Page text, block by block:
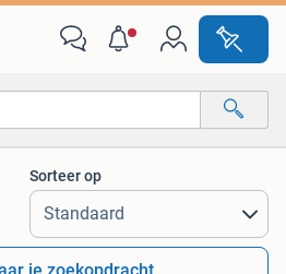
afstanden…
Sorteer op